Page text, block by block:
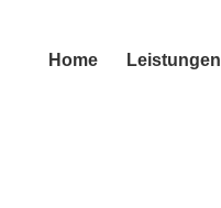
Home Leistungen